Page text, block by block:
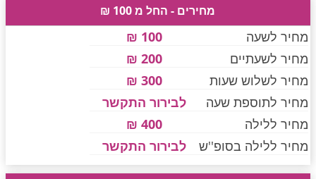
חדרים לפי שעה בגליל עליון
חדרים לפי שעה בחוף הכרמל
חדרים לפי שעה בחיפה קריות
מחירים - החל מ 100 ₪
מחיר לשעה
100 ₪
מחיר לשעתיים
200 ₪
מחיר לשלוש שעות
300 ₪
מחיר לתוספת שעה
לבירור התקשר
מחיר ללילה
400 ₪
מחיר ללילה בסופ''ש
לבירור התקשר